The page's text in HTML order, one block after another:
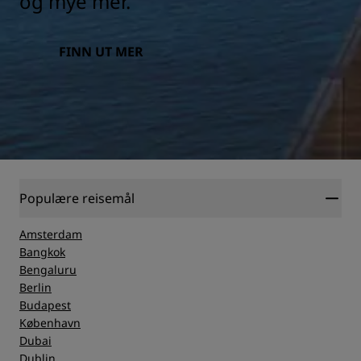
FINN UT MER
Populære reisemål
Amsterdam
Bangkok
Bengaluru
Berlin
Budapest
København
Dubai